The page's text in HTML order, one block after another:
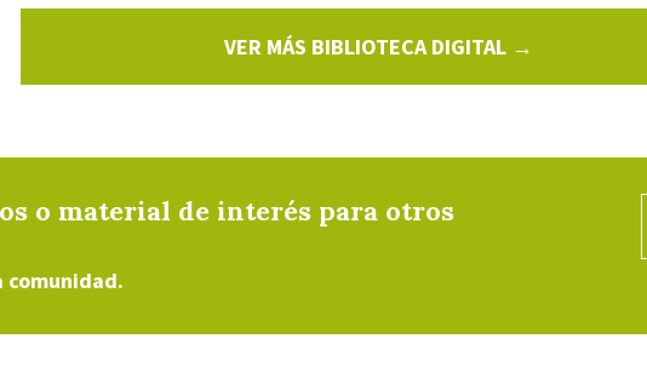
VER MÁS BIBLIOTECA DIGITAL →
o material de interés para otros
comunidad.